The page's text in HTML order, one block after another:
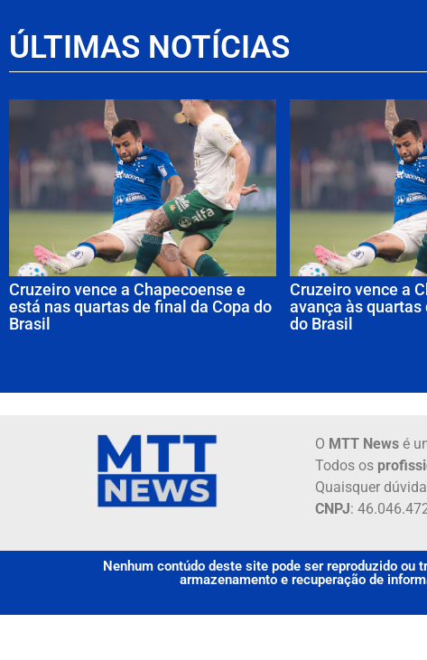
ÚLTIMAS NOTÍCIAS
Cruzeiro vence a Chapecoense e
está nas quartas de final da Copa do
Brasil
Cruzeiro vence a
avança às quartas
do Brasil
O MTT Newsé
Todos os
Quaisquer
CNPJ:
Nenhum contúdo deste site pode ser reproduzido
armazenamento e recuperação de